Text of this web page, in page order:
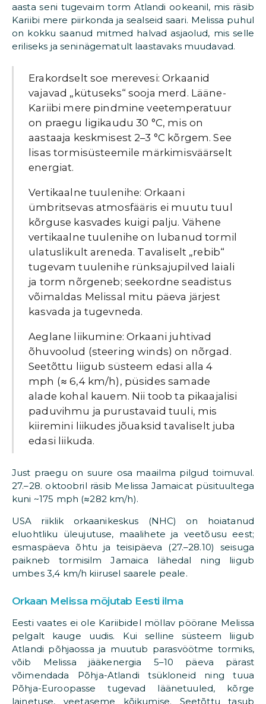
aasta seni tugevaim torm Atlandi ookeanil, mis räsib
Kariibi mere piirkonda ja sealseid saari. Melissa puhul
on kokku saanud mitmed halvad asjaolud, mis selle
eriliseks ja seninägematult laastavaks muudavad.
Erakordselt soe merevesi: Orkaanid
vajavad „kütuseks“ sooja merd. Lääne-
Kariibi mere pindmine veetemperatuur
on praegu ligikaudu 30 °C, mis on
aastaaja keskmisest 2–3 °C kõrgem. See
lisas tormisüsteemile märkimisväärselt
energiat.
Vertikaalne tuulenihe: Orkaani
ümbritsevas atmosfääris ei muutu tuul
kõrguse kasvades kuigi palju. Vähene
vertikaalne tuulenihe on lubanud tormil
ulatuslikult areneda. Tavaliselt „rebib“
tugevam tuulenihe rünksajupilved laiali
ja torm nõrgeneb; seekordne seadistus
võimaldas Melissal mitu päeva järjest
kasvada ja tugevneda.
Aeglane liikumine: Orkaani juhtivad
õhuvoolud (steering winds) on nõrgad.
Seetõttu liigub süsteem edasi alla 4
mph (≈ 6,4 km/h), püsides samade
alade kohal kauem. Nii toob ta pikaajalisi
paduvihmu ja purustavaid tuuli, mis
kiiremini liikudes jõuaksid tavaliselt juba
edasi liikuda.
Just praegu on suure osa maailma pilgud toimuval.
27.–28. oktoobril räsib Melissa Jamaicat püsituultega
kuni ~175 mph (≈282 km/h).
USA riiklik orkaanikeskus (NHC) on hoiatanud
eluohtliku üleujutuse, maalihete ja veetõusu eest;
esmaspäeva õhtu ja teisipäeva (27.–28.10) seisuga
paikneb tormisilm Jamaica lähedal ning liigub
umbes 3,4 km/h kiirusel saarele peale.
Orkaan Melissa mõjutab Eesti ilma
Eesti vaates ei ole Kariibidel möllav pöörane Melissa
pelgalt kauge uudis. Kui selline süsteem liigub
Atlandi põhjaossa ja muutub parasvöötme tormiks,
võib Melissa jääkenergia 5–10 päeva pärast
võimendada Põhja-Atlandi tsükloneid ning tuua
Põhja-Euroopasse tugevad läänetuuled, kõrge
lainetuse, veetaseme kõikumise. Seetõttu tasub